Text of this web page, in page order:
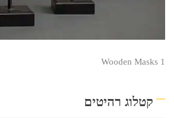
Wooden Masks 1
קטלוג רהיטים